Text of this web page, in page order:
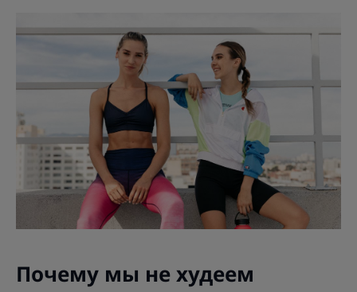
Почему мы не худеем